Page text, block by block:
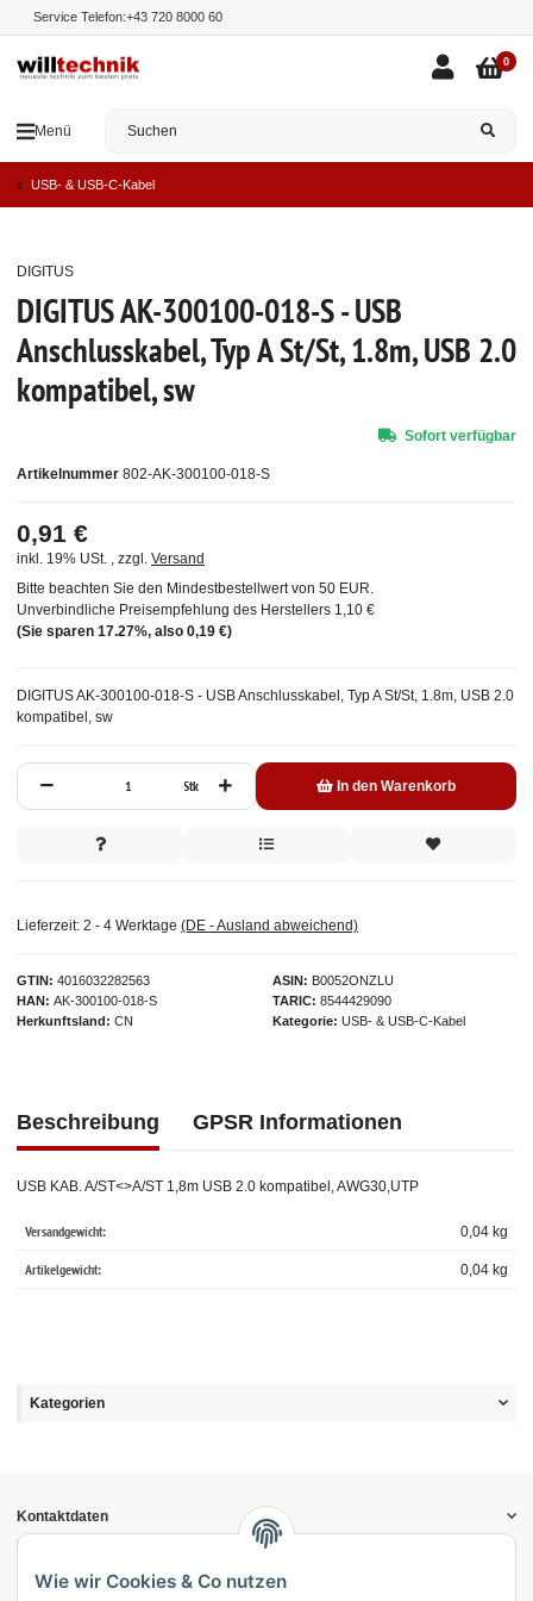
Wie wir Cookies & Co nutzen
Service Telefon:+43 720 8000 60
Menü
0
USB- & USB-C-Kabel
DIGITUS AK-300100-018-S - USB
Anschlusskabel, Typ A St/St, 1.8m, USB 2.0
kompatibel, sw
Artikelnummer 802-AK-300100-018-S
GTIN 4016032282563
HAN AK-300100-018-S
Herkunftsland
CN
ASIN
B0052ONZLU
TARIC
8544429090
Kategorie
USB- & USB-C-Kabel
DIGITUS
DIGITUS AK-300100-018-S - USB Anschlusskabel, Typ A St/St, 1.8m, USB 2.0
kompatibel, sw
0,91 €
inkl. 19% USt. , zzgl. Versand
Bitte beachten Sie den Mindestbestellwert von 50 EUR.
Unverbindliche Preisempfehlung des Herstellers 1,10 €
(Sie sparen 17.27%, also 0,19 €)
Stk In den Warenkorb
Sofort verfügbar
Lieferzeit: 2 - 4 Werktage (DE - Ausland abweichend)
Beschreibung GPSR Informationen
USB KAB. A/ST<>A/ST 1,8m USB 2.0 kompatibel, AWG30,UTP
Versandgewicht: 0,04 kg
Artikelgewicht: 0,04 kg
Kategorien
Kontaktdaten
Informationen
Gesetzliche Informationen